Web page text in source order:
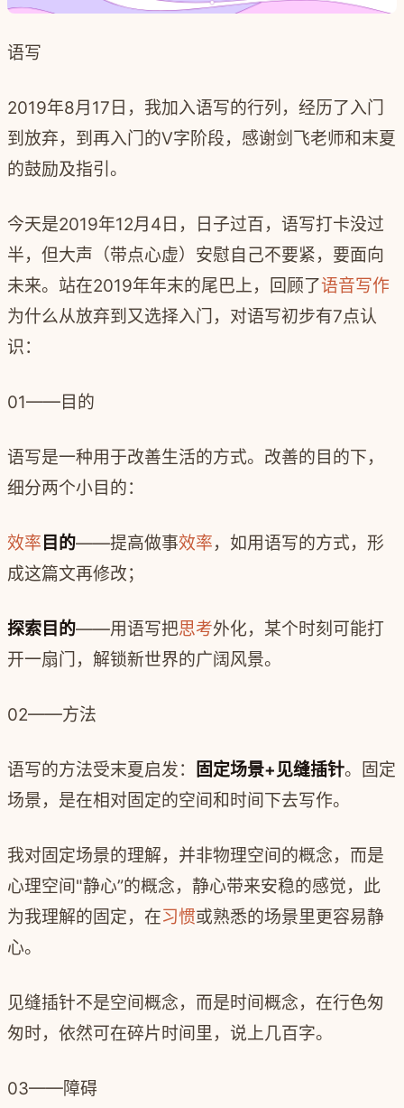
语写
2019年8月17日，我加入语写的行列，经历了入门
到放弃，到再入门的V字阶段，感谢剑飞老师和末夏
的鼓励及指引。
今天是2019年12月4日，日子过百，语写打卡没过
半，但大声（带点心虚）安慰自己不要紧，要面向
未来。站在2019年年末的尾巴上，回顾了语音写作
为什么从放弃到又选择入门，对语写初步有7点认
识：
01——目的
语写是一种用于改善生活的方式。改善的目的下，
细分两个小目的：
效率 目的——提高做事效率，如用语写的方式，形
成这篇文再修改；
探索目的——用语写把思考外化，某个时刻可能打
开一扇门，解锁新世界的广阔风景。
02——方法
语写的方法受末夏启发： 固定场景+见缝插针。固定
场景，是在相对固定的空间和时间下去写作。
我对固定场景的理解，并非物理空间的概念，而是
心理空间"静心”的概念，静心带来安稳的感觉，此
为我理解的固定，在习惯或熟悉的场景里更容易静
心。
见缝插针不是空间概念，而是时间概念，在行色匆
匆时，依然可在碎片时间里，说上几百字。
03——障碍